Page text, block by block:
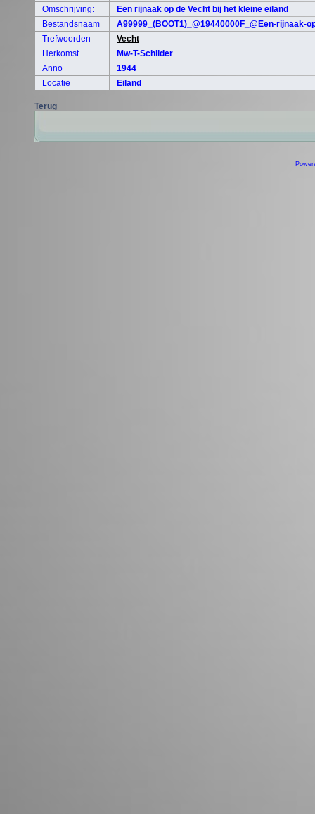
Omschrijving:
Een rijnaak op de Vecht bij het kleine eiland
Bestandsnaam
A99999_(BOOT1)_@19440000F_@Een-rijnaak-
Trefwoorden
Vecht
Herkomst
Mw-T-Schilder
Anno
1944
Locatie
Eiland
Terug